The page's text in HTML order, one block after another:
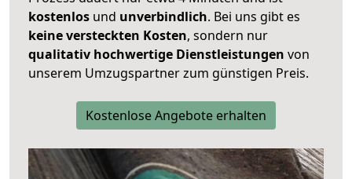
kostenlos und unverbindlich. Bei uns gibt es
keine versteckten Kosten, sondern nur
qualitativ hochwertige Dienstleistungen von
unserem Umzugspartner zum günstigen Preis.
Kostenlose Angebote erhalten